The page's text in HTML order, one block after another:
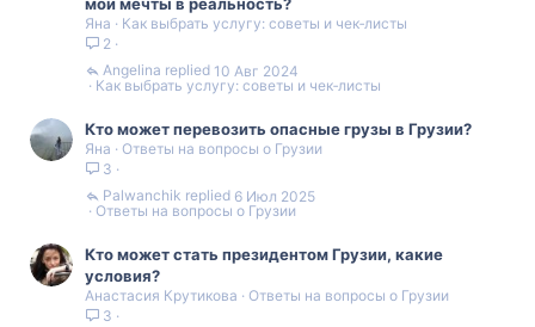
Яна
Как выбрать услугу: советы и чек‑листы
2
Как выбрать услугу: советы и чек‑листы
10 Авг 2024
Angelina
Кто может перевозить опасные грузы в Грузии?
Яна
Ответы на вопросы о Грузии
3
Ответы на вопросы о Грузии
6 Июл 2025
Palwanchik
Кто может стать президентом Грузии, какие
условия?
Анастасия Крутикова
Ответы на вопросы о Грузии
3